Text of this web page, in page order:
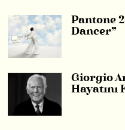
Pantone
Dancer”
Giorgio
Hayatını